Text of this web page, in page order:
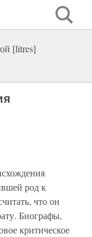
[litres]
род к
что он
Биографы,
критическое